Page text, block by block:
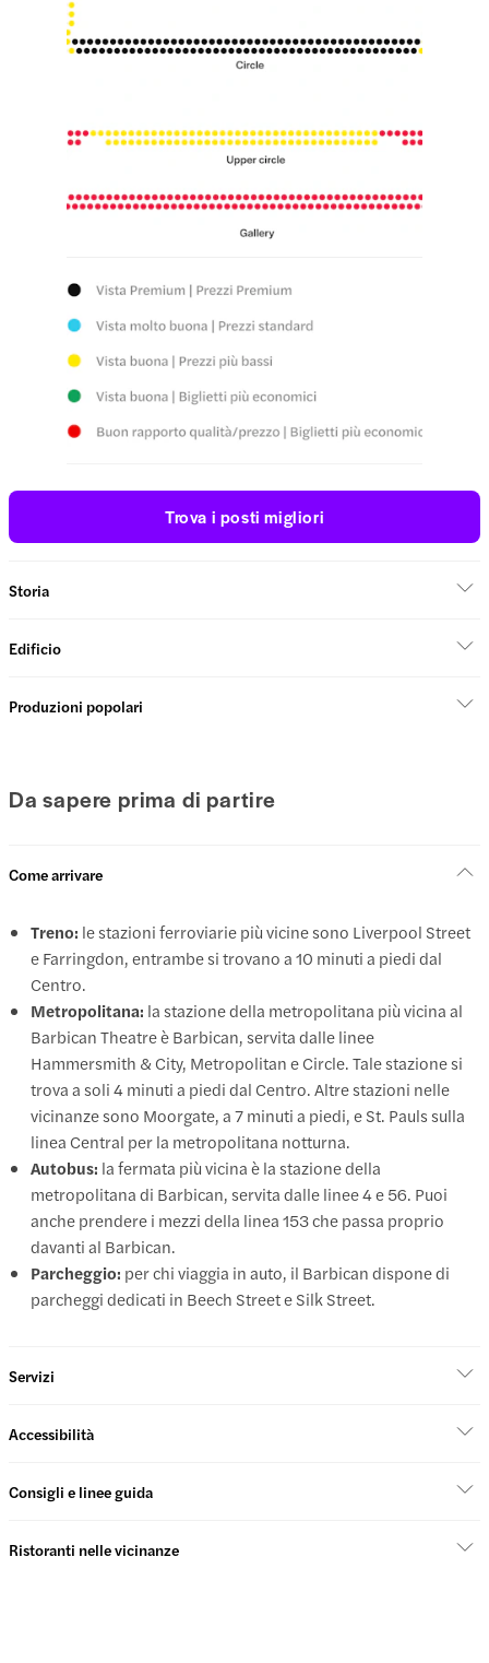
Trova i posti migliori
Storia
Edificio
Produzioni popolari
Da sapere prima di partire
Come arrivare
Treno: le stazioni ferroviarie più vicine sono Liverpool Street
e Farringdon, entrambe si trovano a 10 minuti a piedi dal
Centro.
Metropolitana: la stazione della metropolitana più vicina al
Barbican Theatre è Barbican, servita dalle linee
Hammersmith & City, Metropolitan e Circle. Tale stazione si
trova a soli 4 minuti a piedi dal Centro. Altre stazioni nelle
vicinanze sono Moorgate, a 7 minuti a piedi, e St. Pauls sulla
linea Central per la metropolitana notturna.
Autobus: la fermata più vicina è la stazione della
metropolitana di Barbican, servita dalle linee 4 e 56. Puoi
anche prendere i mezzi della linea 153 che passa proprio
davanti al Barbican.
Parcheggio: per chi viaggia in auto, il Barbican dispone di
parcheggi dedicati in Beech Street e Silk Street.
Servizi
Accessibilità
Consigli e linee guida
Ristoranti nelle vicinanze